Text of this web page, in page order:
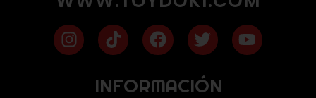
INFORMACIÓN